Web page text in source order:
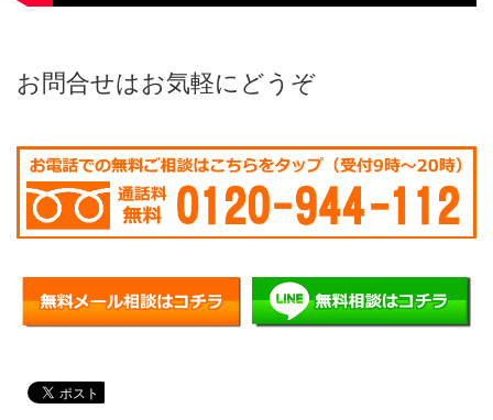
お問合せはお気軽にどうぞ